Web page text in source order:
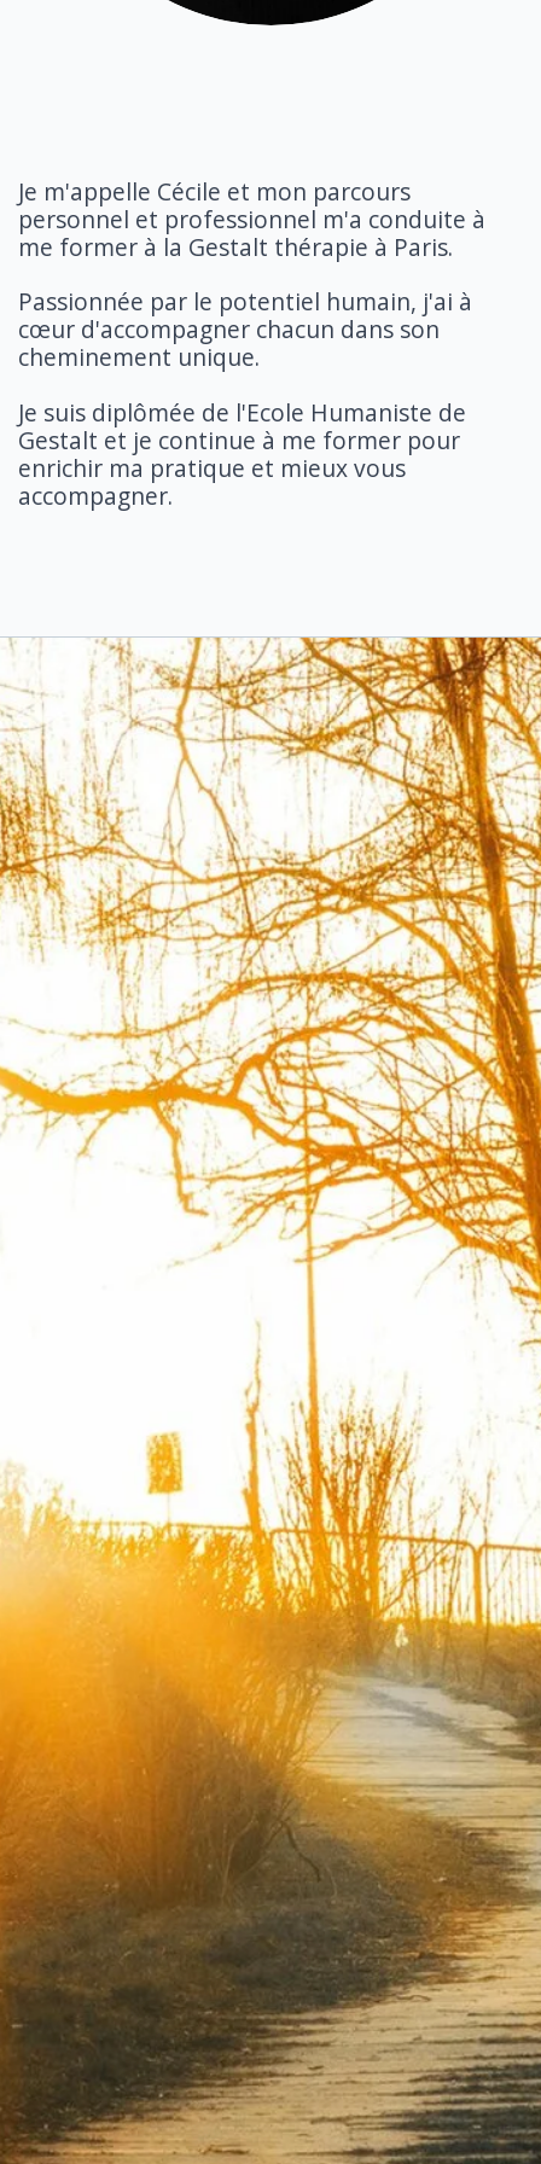
Je m'appelle Cécile et mon parcours
personnel et professionnel m'a conduite à
me former à la Gestalt thérapie à Paris.
Passionnée par le potentiel humain, j'ai à
cœur d'accompagner chacun dans son
cheminement unique.
Je suis diplômée de l'Ecole Humaniste de
Gestalt et je continue à me former pour
enrichir ma pratique et mieux vous
accompagner.